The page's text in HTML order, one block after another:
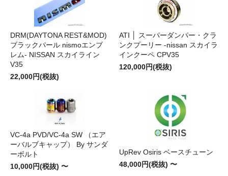
DRM(DAYTONA REST&MOD)
ブラックパール nismoエンブ
レム- NISSAN スカイライン
V35
22,000円(税抜)
ATI │ スーパーダンパー・クラ
ンクプーリー -nissan スカイラ
インクーペ CPV35
120,000円(税抜)
VC-4a PVD/VC-4a SW （エア
ーバルブキャップ） By サンダ
ーボルト
10,000円(税抜) 〜
UpRev Osiris ベースチューン
48,000円(税抜) 〜